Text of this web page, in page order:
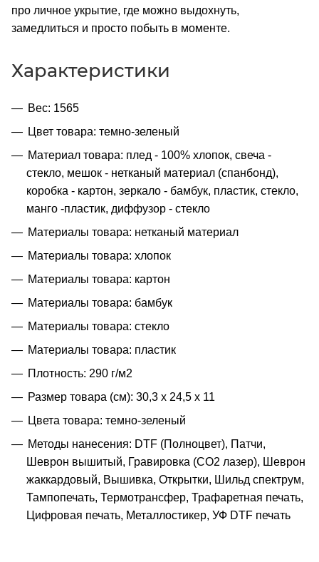
про личное укрытие, где можно выдохнуть,
замедлиться и просто побыть в моменте.
Характеристики
Вес: 1565
Цвет товара: темно-зеленый
Материал товара: плед - 100% хлопок, свеча -
стекло, мешок - нетканый материал (спанбонд),
коробка - картон, зеркало - бамбук, пластик, стекло,
манго -пластик, диффузор - стекло
Материалы товара: нетканый материал
Материалы товара: хлопок
Материалы товара: картон
Материалы товара: бамбук
Материалы товара: стекло
Материалы товара: пластик
Плотность: 290 г/м2
Размер товара (см): 30,3 х 24,5 х 11
Цвета товара: темно-зеленый
Методы нанесения: DTF (Полноцвет), Патчи,
Шеврон вышитый, Гравировка (CO2 лазер), Шеврон
жаккардовый, Вышивка, Открытки, Шильд спектрум,
Тампопечать, Термотрансфер, Трафаретная печать,
Цифровая печать, Металлостикер, УФ DTF печать